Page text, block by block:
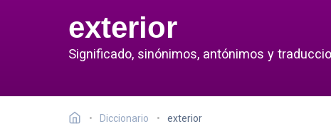
exterior
Significado, sinónimos, antónimos y
Diccionario exterior